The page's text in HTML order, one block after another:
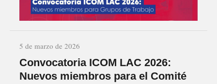
5 de marzo de 2026
Convocatoria ICOM LAC 2026:
Nuevos miembros para el Comité